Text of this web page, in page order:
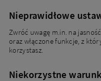
Nieprawidłowe
Zwróć uwagę m.in. na
oraz włączone funkcje, z
korzystasz.
Niekorzystne